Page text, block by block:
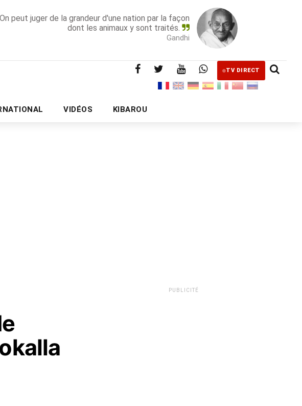
On peut juger de la grandeur d'une nation par la façon
dont les animaux y sont traités.
Gandhi
TV DIRECT
VIDÉOS KIBAROU
PUBLICITÉ